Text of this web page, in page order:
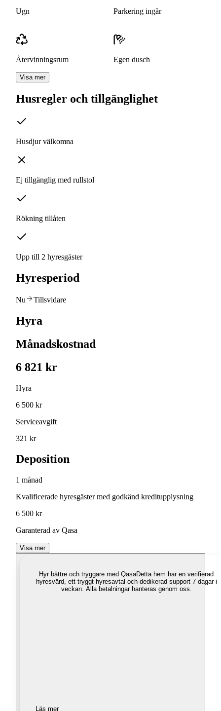
Ugn Parkering ingår
Återvinningsrum Egen dusch
Visa mer
Husregler och tillgänglighet
Husdjur välkomna
Ej tillgänglig med rullstol
Rökning tillåten
Upp till 2 hyresgäster
Hyresperiod
Nu Tillsvidare
Hyra
Månadskostnad
6 821 kr
Hyra
6 500 kr
Serviceavgift
321 kr
Deposition
1 månad
Kvalificerade hyresgäster med godkänd kreditupplysning
6 500 kr
Garanterad av Qasa
Visa mer
Hyr bättre och tryggare med QasaDetta hem har en verifierad
hyresvärd, ett tryggt hyresavtal och dedikerad support 7 dagar i
veckan. Alla betalningar hanteras genom oss.
Läs mer